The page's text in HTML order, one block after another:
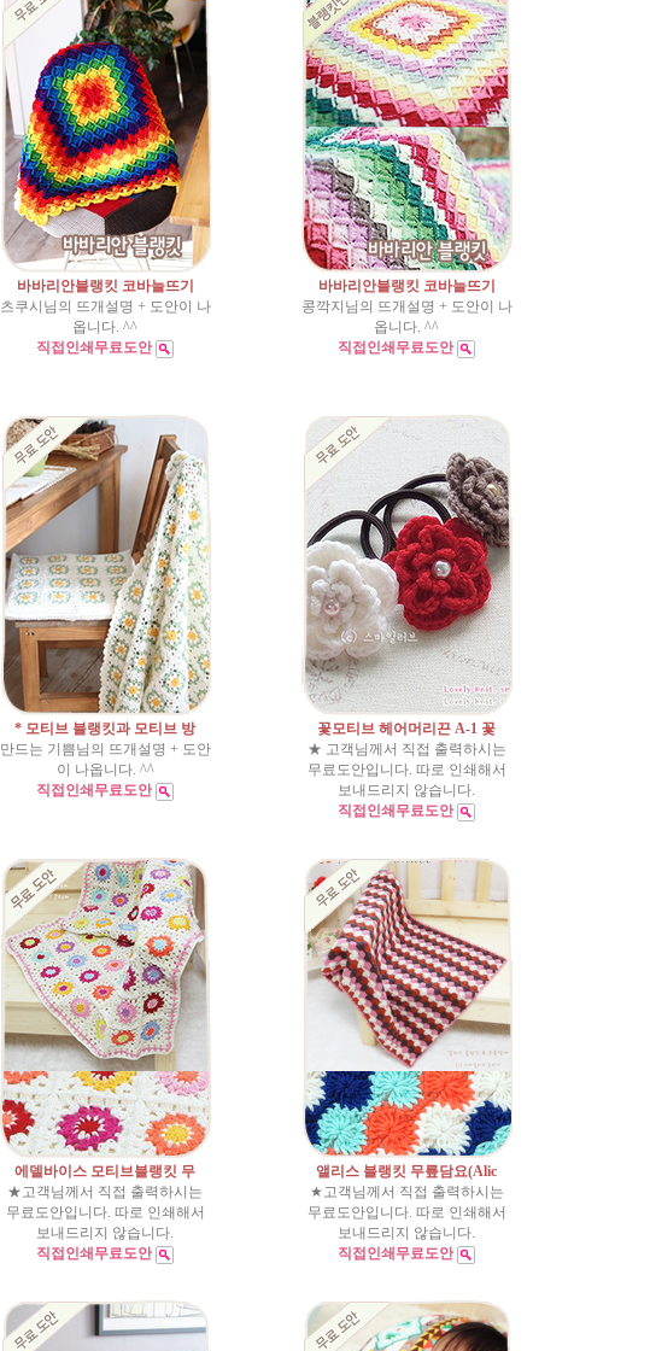
바바리안블랭킷 코바늘뜨기
츠쿠시님의 뜨개설명 + 도안이 나
옵니다. ^^
직접인쇄무료도안
바바리안블랭킷 코바늘뜨기
콩깍지님의 뜨개설명 + 도안이 나
옵니다. ^^
직접인쇄무료도안
* 모티브 블랭킷과 모티브 방
만드는 기쁨님의 뜨개설명 + 도안
이 나옵니다. ^^
직접인쇄무료도안
꽃모티브 헤어머리끈 A-1 꽃
★ 고객님께서 직접 출력하시는
무료도안입니다. 따로 인쇄해서
보내드리지 않습니다.
직접인쇄무료도안
에델바이스 모티브블랭킷 무
★고객님께서 직접 출력하시는
무료도안입니다. 따로 인쇄해서
보내드리지 않습니다.
직접인쇄무료도안
앨리스 블랭킷 무릎담요(Alic
★고객님께서 직접 출력하시는
무료도안입니다. 따로 인쇄해서
보내드리지 않습니다.
직접인쇄무료도안